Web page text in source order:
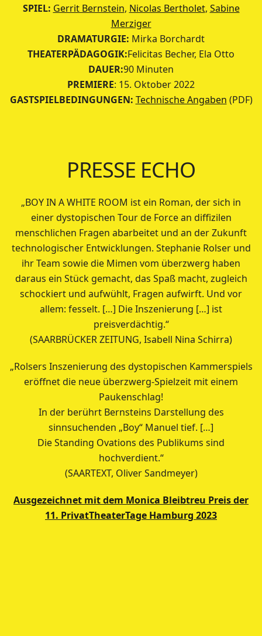
SPIEL: Gerrit Bernstein, Nicolas Bertholet, Sabine
Merziger
DRAMATURGIE: Mirka Borchardt
THEATERPÄDAGOGIK:Felicitas Becher, Ela Otto
DAUER:90 Minuten
PREMIERE: 15. Oktober 2022
GASTSPIELBEDINGUNGEN: Technische Angaben (PDF)
PRESSE ECHO
„BOY IN A WHITE ROOM ist ein Roman, der sich in
einer dystopischen Tour de Force an diffizilen
menschlichen Fragen abarbeitet und an der Zukunft
technologischer Entwicklungen. Stephanie Rolser und
ihr Team sowie die Mimen vom überzwerg haben
daraus ein Stück gemacht, das Spaß macht, zugleich
schockiert und aufwühlt, Fragen aufwirft. Und vor
allem: fesselt. […] Die Inszenierung […] ist
preisverdächtig.“
(SAARBRÜCKER ZEITUNG, Isabell Nina Schirra)
„Rolsers Inszenierung des dystopischen Kammerspiels
eröffnet die neue überzwerg-Spielzeit mit einem
Paukenschlag!
In der berührt Bernsteins Darstellung des
sinnsuchenden „Boy“ Manuel tief. […]
Die Standing Ovations des Publikums sind
hochverdient.“
(SAARTEXT, Oliver Sandmeyer)
Ausgezeichnet mit dem Monica Bleibtreu Preis der
11. PrivatTheaterTage Hamburg 2023